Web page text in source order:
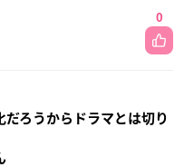
0
ろうからドラマとは切り